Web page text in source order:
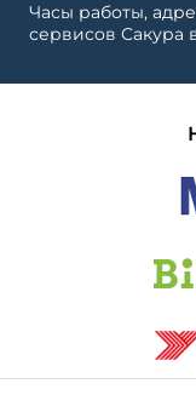
Часы работы,
сервисов Сакура